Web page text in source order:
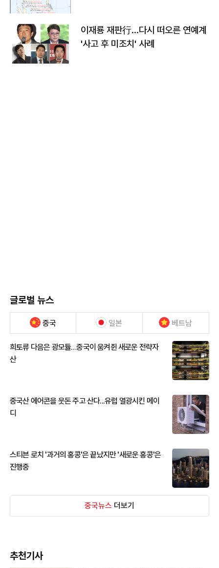
이재룡 재판行…다시 떠오른 연예계
'사고 후 미조치' 사례
글로벌 뉴스
중국 일본 베트남
희토류 다음은 광모듈…중국이 움켜쥔 새로운 전략자
산
중국산 에어콘을 웃돈 주고 산다...유럽 열광시킨 메이
디
스티븐 로치 '과거의 홍콩'은 끝났지만 '새로운 홍콩'은
진행중
중국뉴스 더보기
추천기사